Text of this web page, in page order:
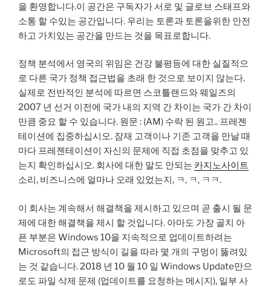
을 환영합니다.이 공간은 구독자가 서로 및 글로브 스태프와
소통 할 수있는 공간입니다. 우리는 토론과 토론을위한 안전
하고 가치있는 공간을 만드는 것을 목표로합니다.
정책 분석에서 영국의 위임은 건강 불평등에 대한 실질적으
로 다른 국가 정책 접근법을 초래 한 것으로 보이지 않는다.
실제로 전반적인 분석에 따르면 스코틀랜드와 웨일즈의
2007 년 선거 이전에 국가 내의 지역 간 차이는 국가 간 차이
만큼 중요 할 수 있습니다. 원문 : (AM) 수락 된 원고.. 프레젠
테이션에 집중하십시오. 잠재 고객이나 기존 고객을 만날 때
마다 프레젠테이션이 자신의 문제에 직접 초점을 맞추고 있
는지 확인하십시오. 회사에 대한 말도 안되는 카지노사이트
소리, 비즈니스에 얼마나 오래 있었는지, ㅋ, ㅋ, ㅋㅋ.
이 회사는 계속해서 해결책을 제시하고 있으며 곧 출시 될 문
제에 대한 해결책을 제시 할 것입니다. 아마도 가장 골치 아
픈 부분은 Windows 10을 지속적으로 업데이트하려는
Microsoft의 접근 방식이 길을 따라 몇 개의 구멍이 뚫려있
는 것 같습니다. 2018 년 10 월 10 일 Windows Update만으
로도 파일 삭제 문제 (업데이트를 요청하는 메시지), 일부 사